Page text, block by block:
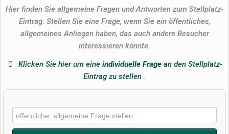
Hier finden Sie allgemeine Fragen und Antworten zum Stellplatz-
Eintrag. Stellen Sie eine Frage, wenn Sie ein öffentliches,
allgemeines Anliegen haben, das auch andere Besucher
interessieren könnte.
Klicken Sie hier um eineindividuelle Frage an den Stellplatz-
Eintrag zu stellen .